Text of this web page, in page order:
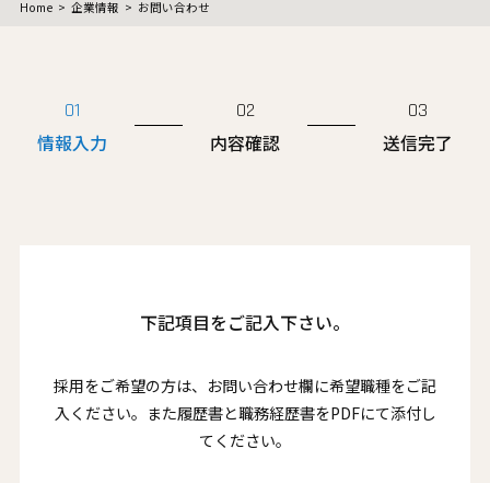
Home 企業情報 お問い合わせ
01
情報入力
02
内容確認
03
送信完了
下記項目をご記入下さい。
採用をご希望の方は、お問い合わせ欄に希望職種をご記
入ください。また履歴書と職務経歴書をPDFにて添付し
てください。